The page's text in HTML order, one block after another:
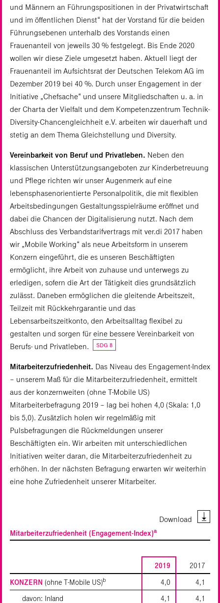
und Männern an Führungspositionen in der Privatwirtschaft
und im öffentlichen Dienst“ hat der Vorstand für die beiden
Führungsebenen unterhalb des Vorstands einen
Frauenanteil von jeweils 30 % festgelegt. Bis Ende 2020
wollen wir diese Ziele umgesetzt haben. Aktuell liegt der
Frauenanteil im Aufsichtsrat der Deutschen Telekom AG im
Dezember 2019 bei 40 %. Durch unser Engagement in der
Initiative „Chefsache“ und unsere Mitgliedschaften u. a. in
der Charta der Vielfalt und dem Kompetenzzentrum Technik-
Diversity-Chancengleichheit e.V. arbeiten wir dauerhaft und
stetig an dem Thema Gleichstellung und Diversity.
Vereinbarkeit von Beruf und Privatleben. Neben den
klassischen Unterstützungsangeboten zur Kinderbetreuung
und Pflege richten wir unser Augenmerk auf eine
lebensphasenorientierte Personalpolitik, die mit flexiblen
Arbeitsbedingungen Gestaltungsspielräume eröffnet und
dabei die Chancen der Digitalisierung nutzt. Nach dem
Abschluss des Verbandstarifvertrags mit ver.di 2017 haben
wir „Mobile Working“ als neue Arbeitsform in unserem
Konzern eingeführt, die es unseren Beschäftigten
ermöglicht, ihre Arbeit von zuhause und unterwegs zu
erledigen, sofern die Art der Tätigkeit dies grundsätzlich
zulässt. Daneben ermöglichen die gleitende Arbeitszeit,
Teilzeit mit Rückkehrgarantie und das
Lebensarbeitszeitkonto, den Arbeitsalltag flexibel zu
gestalten und sorgen für eine bessere Vereinbarkeit von
Berufs- und Privatleben.
SDG 8
Mitarbeiterzufriedenheit. Das Niveau des Engagement-Index
– unserem Maß für die Mitarbeiterzufriedenheit, ermittelt
aus der konzernweiten (ohne T‑Mobile US)
Mitarbeiterbefragung 2019 – lag bei hohen 4,0 (Skala: 1,0
bis 5,0). Zusätzlich holen wir regelmäßig mit
Pulsbefragungen die Rückmeldungen unserer
Beschäftigten ein. Wir arbeiten mit unterschiedlichen
Initiativen weiter daran, die Mitarbeiterzufriedenheit zu
erhöhen. In der nächsten Befragung erwarten wir weiterhin
eine hohe Zufriedenheit unserer Mitarbeiter.
Download
Mitarbeiterzufriedenheit (Engagement-Index)a
2019
2017
KONZERN (ohne T‑Mobile US)b 4,0
4,1
davon: Inland
4,1 4,1